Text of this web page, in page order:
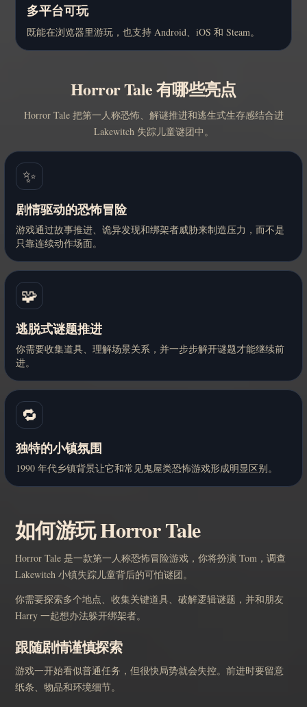
多平台可玩
既能在浏览器里游玩，也支持 Android、iOS 和 Steam。
Horror Tale 有哪些亮点
Horror Tale 把第一人称恐怖、解谜推进和逃生式生存感结合进
Lakewitch 失踪儿童谜团中。
✨
剧情驱动的恐怖冒险
游戏通过故事推进、诡异发现和绑架者威胁来制造压力，而不是
只靠连续动作场面。
🧩
逃脱式谜题推进
你需要收集道具、理解场景关系，并一步步解开谜题才能继续前
进。
🔁
独特的小镇氛围
1990 年代乡镇背景让它和常见鬼屋类恐怖游戏形成明显区别。
如何游玩 Horror Tale
Horror Tale 是一款第一人称恐怖冒险游戏，你将扮演 Tom，调查
Lakewitch 小镇失踪儿童背后的可怕谜团。
你需要探索多个地点、收集关键道具、破解逻辑谜题，并和朋友
Harry 一起想办法躲开绑架者。
跟随剧情谨慎探索
游戏一开始看似普通任务，但很快局势就会失控。前进时要留意
纸条、物品和环境细节。